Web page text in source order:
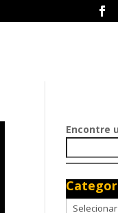
Encontre
Categorias